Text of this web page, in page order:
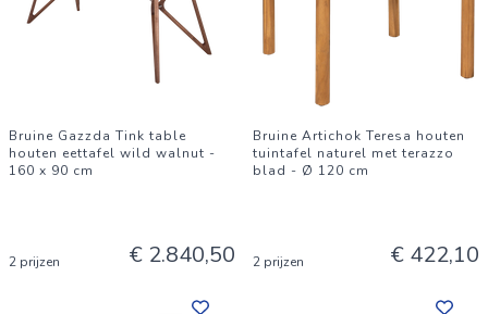
Bruine Gazzda Tink table
houten eettafel wild walnut -
160 x 90 cm
2 prijzen € 2.840,50
Bruine Artichok Teresa houten
tuintafel naturel met terazzo
blad - Ø 120 cm
2 prijzen € 422,10